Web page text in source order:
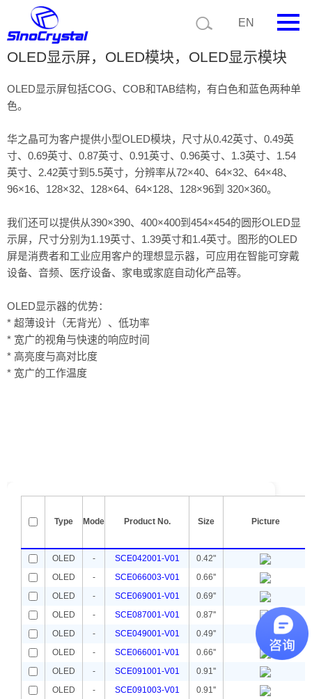
EN
首页
公司简介
技术支持
视频中心
新闻中心
联系我们
OLED显示屏，OLED模块，OLED显示模块
OLED显示屏包括COG、COB和TAB结构，有白色和蓝色两种单
色。
华之晶可为客户提供小型OLED模块，尺寸从0.42英寸、0.49英
寸、0.69英寸、0.87英寸、0.91英寸、0.96英寸、1.3英寸、1.54
英寸、2.42英寸到5.5英寸，分辨率从72×40、64×32、64×48、
96×16、128×32、128×64、64×128、128×96到 320×360。
我们还可以提供从390×390、400×400到454×454的圆形OLED显
示屏，尺寸分别为1.19英寸、1.39英寸和1.4英寸。图形的OLED
屏是消费者和工业应用客户的理想显示器，可应用在智能可穿戴
设备、音频、医疗设备、家电或家庭自动化产品等。
OLED显示器的优势：
* 超薄设计（无背光）、低功率
* 宽广的视角与快速的响应时间
* 高亮度与高对比度
* 宽广的工作温度
Type Mode Product No. Size Picture
OLED - SCE042001-V01
0.42"
OLED
- SCE066003-V01
0.66''
OLED
- SCE069001-V01
0.69''
OLED
- SCE087001-V01
0.87''
OLED
- SCE049001-V01
0.49''
OLED
- SCE066001-V01
0.66''
OLED
- SCE091001-V01
0.91''
OLED
- SCE091003-V01
0.91''